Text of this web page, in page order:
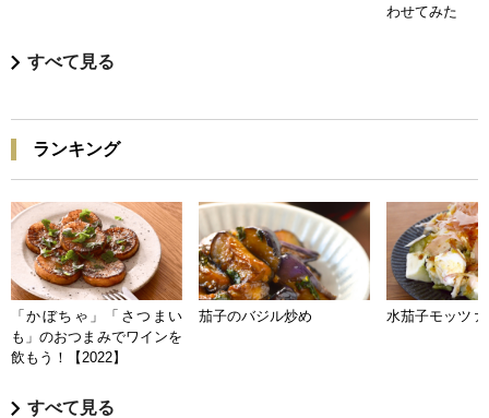
わせてみた
すべて見る
ランキング
「かぼちゃ」「さつまい
も」のおつまみでワインを
飲もう！【2022】
茄子のバジル炒め 水茄子モッツァ
すべて見る